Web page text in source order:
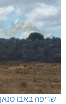
שריפה באבו סנאן